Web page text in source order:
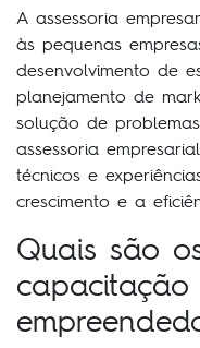
A assessoria
às pequenas
desenvolvimento de
planejamento de
solução de
assessoria
técnicos e
crescimento e a
Quais são